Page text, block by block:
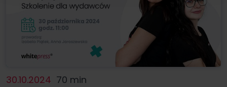
30.10.2024 70 min